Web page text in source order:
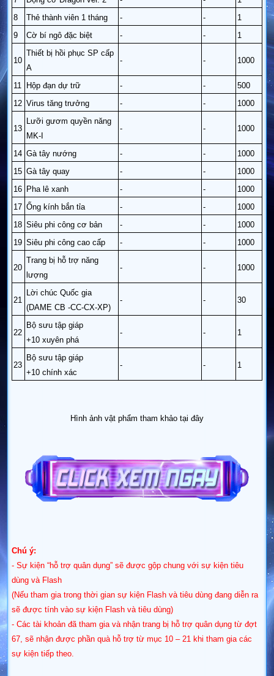
8
Thẻ thành viên 1 tháng - -
1
9
Cờ bí ngô đặc biệt - - 1
10
Thiết bị hồi phục SP cấp
A
- - 1000
11 Hộp đạn dự trữ - -
500
12 Virus tăng trưởng - - 1000
13
Lưỡi gươm quyền năng
MK-I
- - 1000
14 Gà tây nướng - -
1000
15 Gà tây quay - -
1000
16
Pha lê xanh - -
1000
17 Ống kính bắn tỉa - -
1000
18 Siêu phi công cơ bản - -
1000
19 Siêu phi công cao cấp - - 1000
20
Trang bị hỗ trợ năng
lượng
- - 1000
21
Lời chúc Quốc gia
(DAME CB -CC-CX-XP)
- - 30
22
Bộ sưu tập giáp
+10 xuyên phá
- - 1
23
Bộ sưu tập giáp
+10 chính xác
- - 1
Hình ảnh vật phẩm tham khảo tại đây
Chú ý:
- Sự kiện “hỗ trợ quân dụng” sẽ được gộp chung với sự kiện tiêu
dùng và Flash
​(Nếu tham gia trong thời gian sự kiện Flash và tiêu dùng đang diễn ra
sẽ được tính vào sự kiện Flash và tiêu dùng)
- Các tài khoản đã tham gia và nhận trang bị hỗ trợ quân dụng từ đợt
67, sẽ nhận được phần quà hỗ trợ từ mục 10 – 21 khi tham gia các
sự kiện tiếp theo.